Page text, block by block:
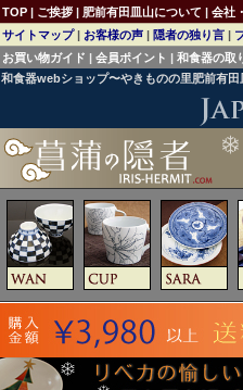
和食器webショップ〜やきものの里肥前有
TOP | ご挨拶 | 肥前有田皿山について | 会社
サイトマップ| お客様の声 | 隠者の独り言 |
お買い物ガイド | 会員ポイント | 和食器の取